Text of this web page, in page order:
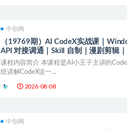
中创网
（19769期）AI CodeX实战课｜Windows/Mac 本地部署｜
API 对接调通｜Skill 自制｜漫剧剪辑
落地全教程
课程内容简介 本课程是AI小王子主讲的
统讲解CodeX这一...
2026-08-08
中创网